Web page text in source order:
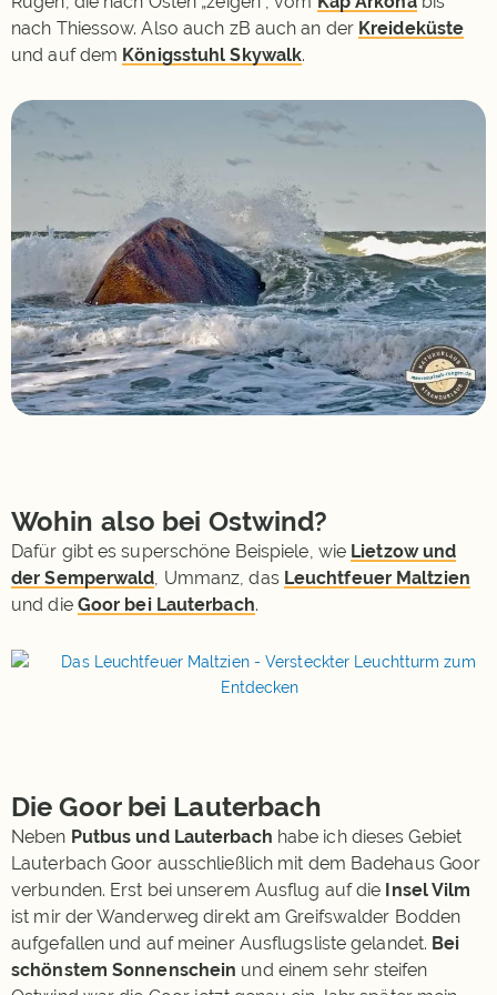
nach Thiessow. Also auch zB auch an der Kreideküste
und auf dem Königsstuhl Skywalk.
Wohin also bei Ostwind?
Dafür gibt es superschöne Beispiele, wie Lietzow und
der Semperwald, Ummanz, das Leuchtfeuer Maltzien
und die Goor bei Lauterbach.
Die Goor bei Lauterbach
Neben Putbus und Lauterbach habe ich dieses Gebiet
Lauterbach Goor ausschließlich mit dem Badehaus Goor
verbunden. Erst bei unserem Ausflug auf die Insel Vilm
ist mir der Wanderweg direkt am Greifswalder Bodden
aufgefallen und auf meiner Ausflugsliste gelandet. Bei
schönstem Sonnenschein und einem sehr steifen